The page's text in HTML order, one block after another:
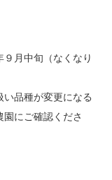
月中旬（なくなり
品種が変更になる
にご確認くださ